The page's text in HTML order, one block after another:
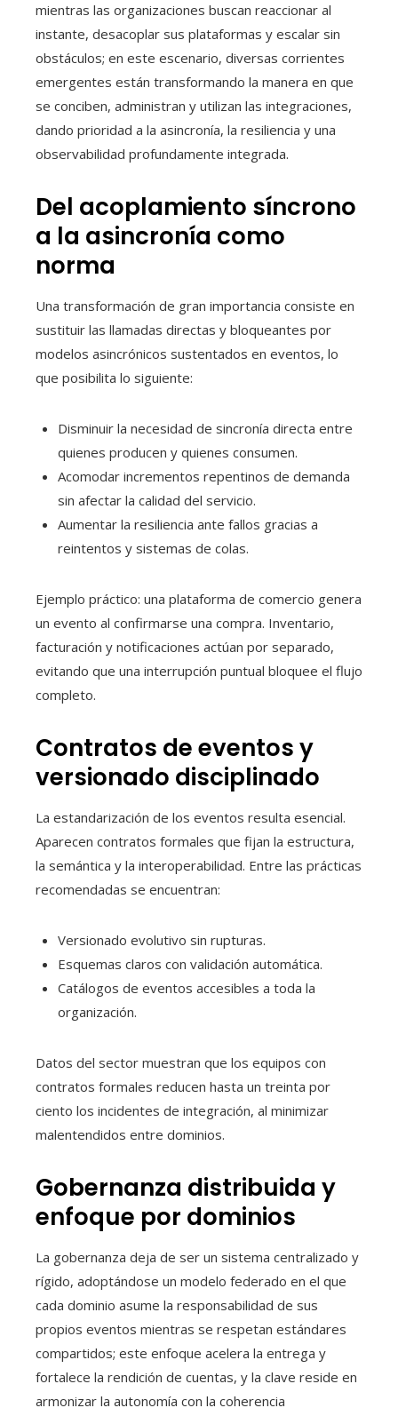
mientras las organizaciones buscan reaccionar al
instante, desacoplar sus plataformas y escalar sin
obstáculos; en este escenario, diversas corrientes
emergentes están transformando la manera en que
se conciben, administran y utilizan las integraciones,
dando prioridad a la asincronía, la resiliencia y una
observabilidad profundamente integrada.
Del acoplamiento síncrono
a la asincronía como
norma
Una transformación de gran importancia consiste en
sustituir las llamadas directas y bloqueantes por
modelos asincrónicos sustentados en eventos, lo
que posibilita lo siguiente:
Disminuir la necesidad de sincronía directa entre
quienes producen y quienes consumen.
Acomodar incrementos repentinos de demanda
sin afectar la calidad del servicio.
Aumentar la resiliencia ante fallos gracias a
reintentos y sistemas de colas.
Ejemplo práctico: una plataforma de comercio genera
un evento al confirmarse una compra. Inventario,
facturación y notificaciones actúan por separado,
evitando que una interrupción puntual bloquee el flujo
completo.
Contratos de eventos y
versionado disciplinado
La estandarización de los eventos resulta esencial.
Aparecen contratos formales que fijan la estructura,
la semántica y la interoperabilidad. Entre las prácticas
recomendadas se encuentran:
Versionado evolutivo sin rupturas.
Esquemas claros con validación automática.
Catálogos de eventos accesibles a toda la
organización.
Datos del sector muestran que los equipos con
contratos formales reducen hasta un treinta por
ciento los incidentes de integración, al minimizar
malentendidos entre dominios.
Gobernanza distribuida y
enfoque por dominios
La gobernanza deja de ser un sistema centralizado y
rígido, adoptándose un modelo federado en el que
cada dominio asume la responsabilidad de sus
propios eventos mientras se respetan estándares
compartidos; este enfoque acelera la entrega y
fortalece la rendición de cuentas, y la clave reside en
armonizar la autonomía con la coherencia